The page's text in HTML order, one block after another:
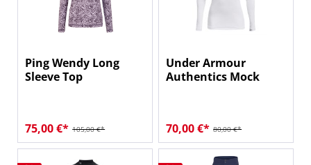
Ping Wendy Long
Sleeve Top
105,00 €*
75,00 €*
Under Armour
Authentics Mock
80,00 €*
70,00 €*